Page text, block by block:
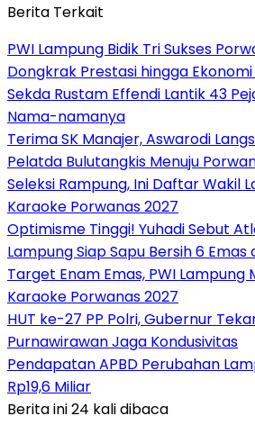
Berita Terkait
PWI Lampung Bidik Tri Sukses
Dongkrak Prestasi hingga
Sekda Rustam Effendi Lantik 43
Nama-namanya
Terima SK Manajer, Aswarodi
Pelatda Bulutangkis Menuju
Seleksi Rampung, Ini Daftar Wakil
Karaoke Porwanas 2027
Optimisme Tinggi! Yuhadi Sebut
Lampung Siap Sapu Bersih 6 Emas
Target Enam Emas, PWI Lampung
Karaoke Porwanas 2027
HUT ke-27 PP Polri, Gubernur
Purnawirawan Jaga Kondusivitas
Pendapatan APBD Perubahan
Rp19,6 Miliar
Berita ini 24 kali dibaca